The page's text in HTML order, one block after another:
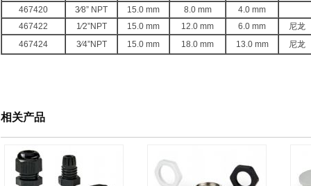
467420
3⁄8” NPT 15.0 mm 8.0 mm
4.0 mm
467422
1⁄2”NPT 15.0 mm 12.0 mm 6.0 mm
尼龙
467424
3⁄4”NPT 15.0 mm 18.0 mm 13.0 mm 尼龙
相关产品